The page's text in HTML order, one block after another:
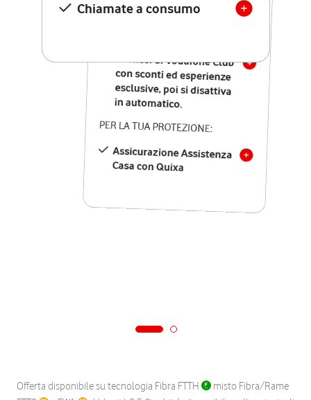
Chiamate a consumo
nazionali
12 mesi di Vodafone Club
con sconti ed esperienze
esclusive, poi si disattiva
in automatico.
PER LA TUA PROTEZIONE:
Assicurazione Assistenza
Casa con Quixa
Offerta disponibile su tecnologia Fibra FTTH
misto Fibra/Rame